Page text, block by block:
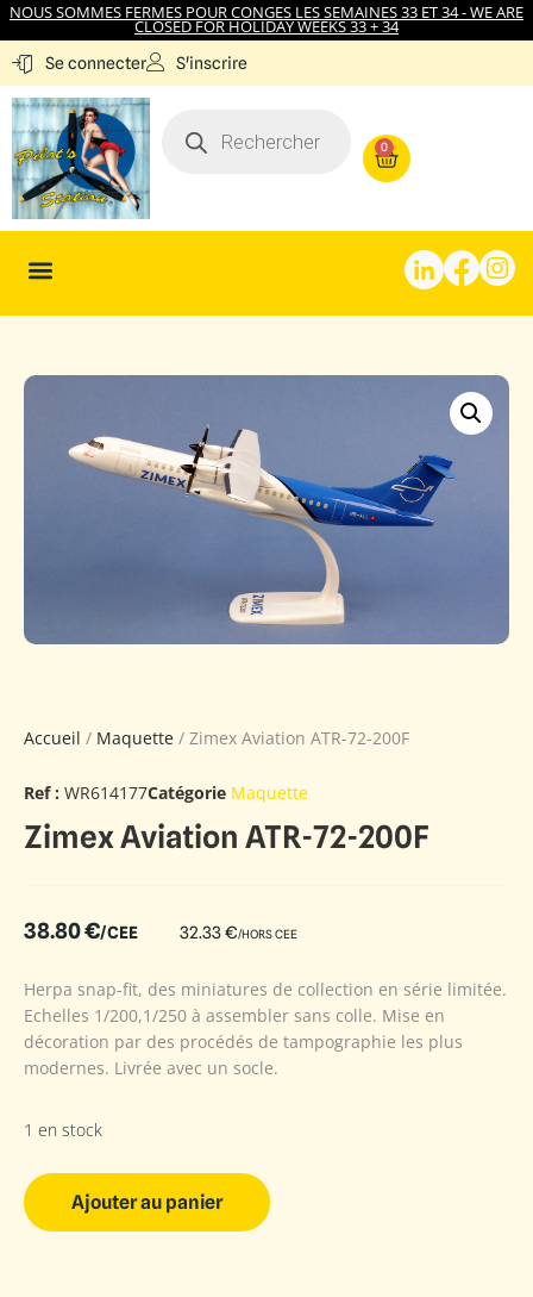
NOUS SOMMES FERMES POUR CONGES LES SEMAINES 33 ET 34 - WE ARE
CLOSED FOR HOLIDAY WEEKS 33 + 34
Se connecter S'inscrire
0
Accueil / Maquette / Zimex Aviation ATR-72-200F
Ref : WR614177Catégorie Maquette
Zimex Aviation ATR-72-200F
38.80€/CEE 32.33€/HORS CEE
Herpa snap-fit, des miniatures de collection en série limitée.
Echelles 1/200,1/250 à assembler sans colle. Mise en
décoration par des procédés de tampographie les plus
modernes. Livrée avec un socle.
1 en stock
Ajouter au panier